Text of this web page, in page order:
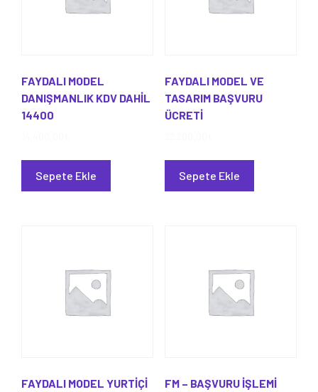
FAYDALI MODEL
DANIŞMANLIK KDV DAHİL
14400
Sepete Ekle
FAYDALI MODEL VE
TASARIM BAŞVURU
ÜCRETİ
Sepete Ekle
FAYDALI MODEL YURTİÇİ
FM – BAŞVURU İŞLEMİ